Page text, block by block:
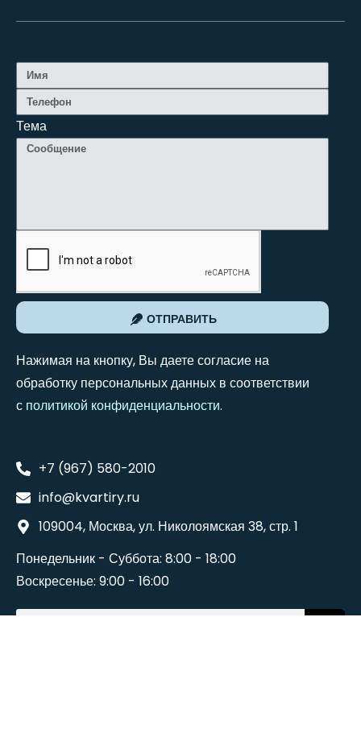
Тема
ОТПРАВИТЬ
Нажимая на кнопку, Вы даете согласие на
обработку персональных данных в соответствии
с политикой конфиденциальности.
+7 (967) 580-2010
info@kvartiry.ru
109004, Москва, ул. Николоямская 38, стр. 1
Понедельник - Суббота: 8:00 - 18:00
Воскресенье: 9:00 - 16:00